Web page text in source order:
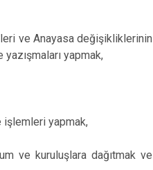
ve Anayasa değişikliklerinin
yapmak,
işlemleri yapmak,
ve kuruluşlara dağıtmak ve